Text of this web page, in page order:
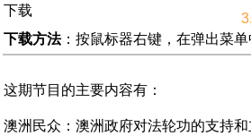
下载
下载方法：按鼠标器右键，在弹出菜
这期节目的主要内容有：
澳洲民众：澳洲政府对法轮功的支持和